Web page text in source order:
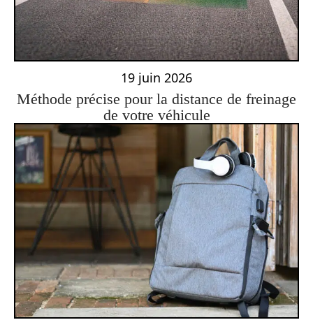
19 juin 2026
Méthode précise pour la distance de freinage
de votre véhicule